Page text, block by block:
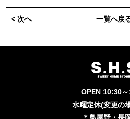
< 次へ 一覧へ戻
OPEN 10:30
水曜定休(変更の